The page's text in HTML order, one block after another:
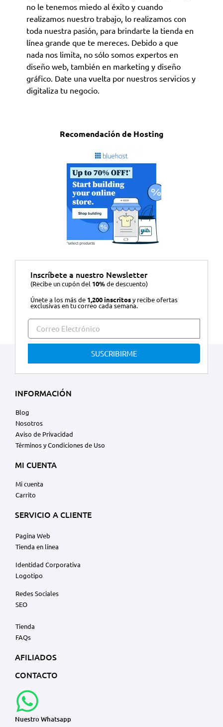
no le tenemos miedo al éxito y cuando
realizamos nuestro trabajo, lo realizamos con
toda nuestra pasión, para brindarte la tienda en
línea grande que te mereces. Debido a que
nada nos limita, no sólo somos expertos en
diseño web, también en marketing y diseño
gráfico. Date una vuelta por nuestros servicios y
digitaliza tu negocio.
Recomendación de Hosting
Inscríbete a nuestro Newsletter
(Recibe un cupón del 10%de descuento)
Únete a los más de 1,200 inscritosy recibe ofertas
exclusivas en tu correo cada semana.
SUSCRIBIRME
INFORMACIÓN
Blog
Nosotros
Aviso de Privacidad
Términos y Condiciones de Uso
MI CUENTA
Mi cuenta
Carrito
SERVICIO A CLIENTE
Pagina Web
Tienda en línea
Identidad Corporativa
Logotipo
Redes Sociales
SEO
Tienda
FAQs
AFILIADOS
CONTACTO
Nuestro Whatsapp